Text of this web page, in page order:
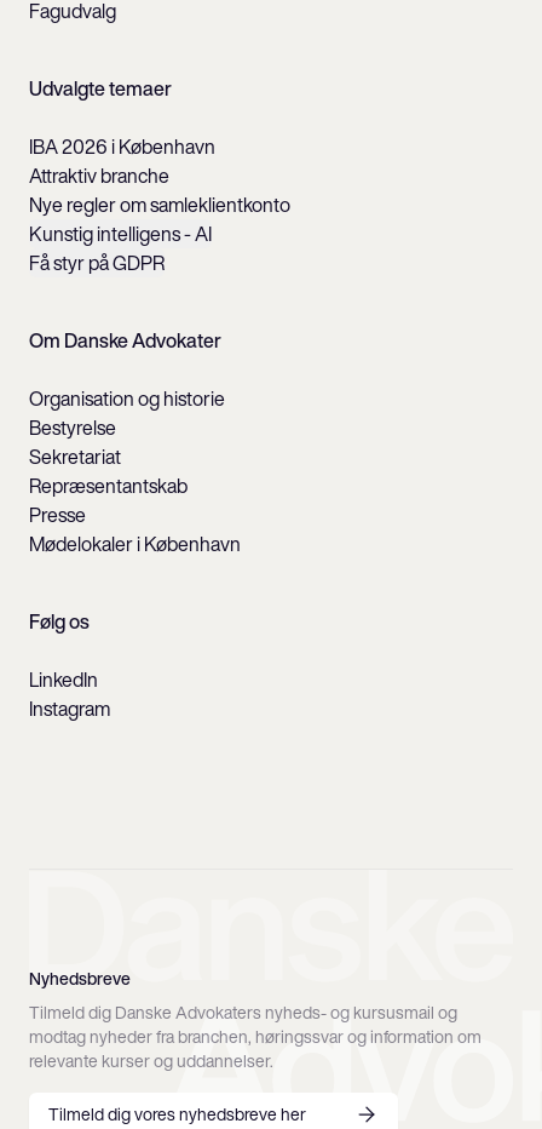
Fagudvalg
Udvalgte temaer
IBA 2026 i København
Attraktiv branche
Nye regler om samleklientkonto
Kunstig intelligens - AI
Få styr på GDPR
Om Danske Advokater
Organisation og historie
Bestyrelse
Sekretariat
Repræsentantskab
Presse
Mødelokaler i København
Følg os
LinkedIn
Instagram
Nyhedsbreve
Tilmeld dig Danske Advokaters nyheds- og kursusmail og
modtag nyheder fra branchen, høringssvar og information om
relevante kurser og uddannelser.
Tilmeld dig vores nyhedsbreve her